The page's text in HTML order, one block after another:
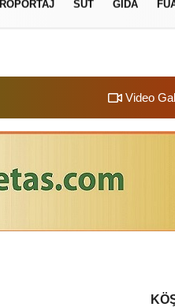
RÖPORTAJ SÜT GIDA
Video